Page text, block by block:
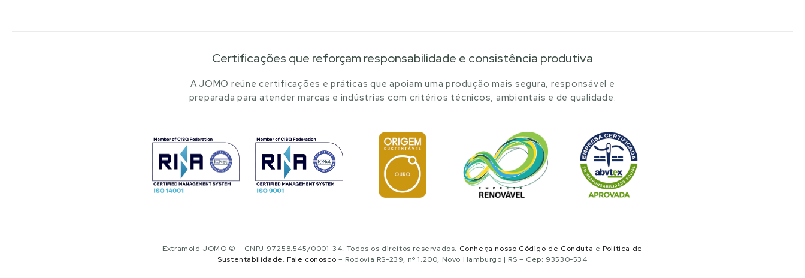
Certificações que reforçam responsabilidade e consistência produtiva
A JOMO reúne certificações e práticas que apoiam uma produção mais segura, responsável e
preparada para atender marcas e indústrias com critérios técnicos, ambientais e de qualidade.
Extramold JOMO © – CNPJ 97.258.545/0001-34. Todos os direitos reservados. Conheça nosso Código de Conduta e Política de
Sustentabilidade. Fale conosco – Rodovia RS-239, nº 1.200, Novo Hamburgo | RS – Cep: 93530-534